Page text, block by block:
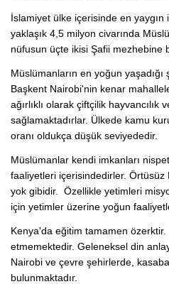
İslamiyet ülke içerisinde en yaygın
yaklaşık 4,5 milyon civarında
nüfusun üçte ikisi Şafii mezhebine
Müslümanların en yoğun
Başkent Nairobi'nin kenar
ağırlıklı olarak çiftçilik
sağlamaktadırlar. Ülkede kamu
oranı oldukça düşük seviyededir.
Müslümanlar kendi imkanları
faaliyetleri içerisindedirler.
yok gibidir. Özellikle yetimleri
için yetimler üzerine yoğun
Kenya'da eğitim tamamen
etmemektedir. Geleneksel din
Nairobi ve çevre şehirlerde,
bulunmaktadır.